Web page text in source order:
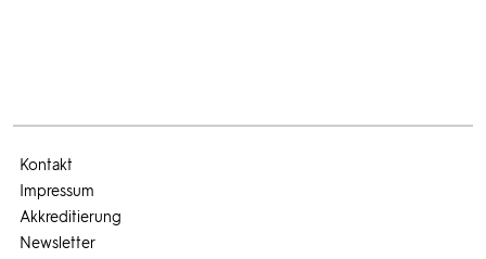
Kontakt
Impressum
Akkreditierung
Newsletter